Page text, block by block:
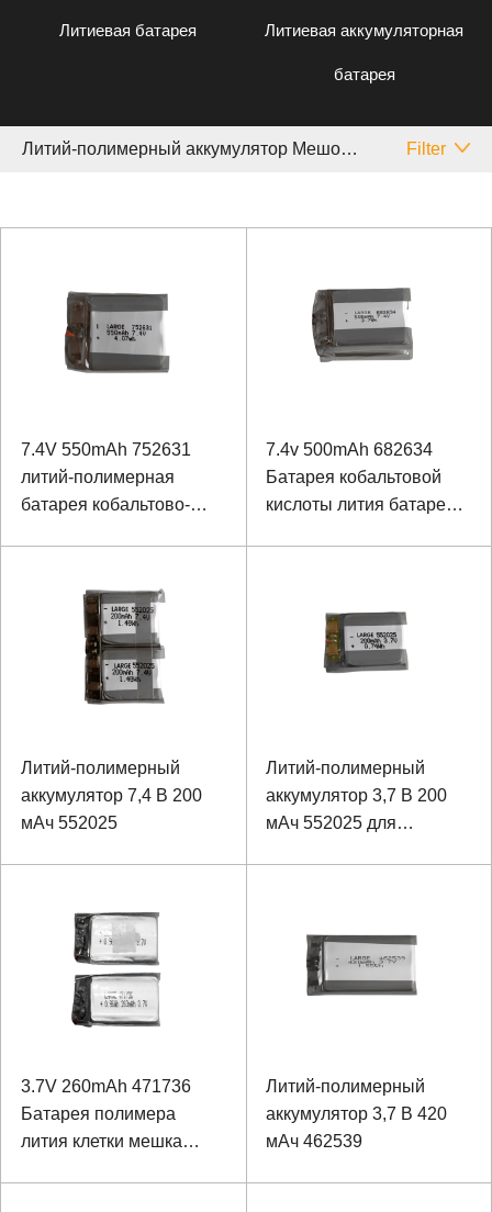
Литиевая батарея Литиевая аккумуляторная
батарея
Литий-полимерный аккумулятор Мешочек Cell Filter
7.4V 550mAh 752631
литий-полимерная
батарея кобальтово-
7.4v 500mAh 682634
Батарея кобальтовой
кислоты лития батареи
Литий-полимерный
аккумулятор 7,4 В 200
мАч 552025
Литий-полимерный
аккумулятор 3,7 В 200
мАч 552025 для
3.7V 260mAh 471736
Батарея полимера
лития клетки мешка
Литий-полимерный
аккумулятор 3,7 В 420
мАч 462539